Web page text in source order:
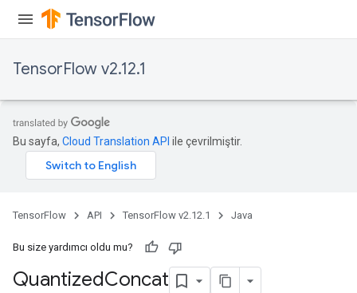
TensorFlow v2.12.1
Bu sayfa, Cloud Translation API ile çevrilmiştir.
TensorFlow API TensorFlow v2.12.1 Java
Bu size yardımcı oldu mu?
QuantizedConcat